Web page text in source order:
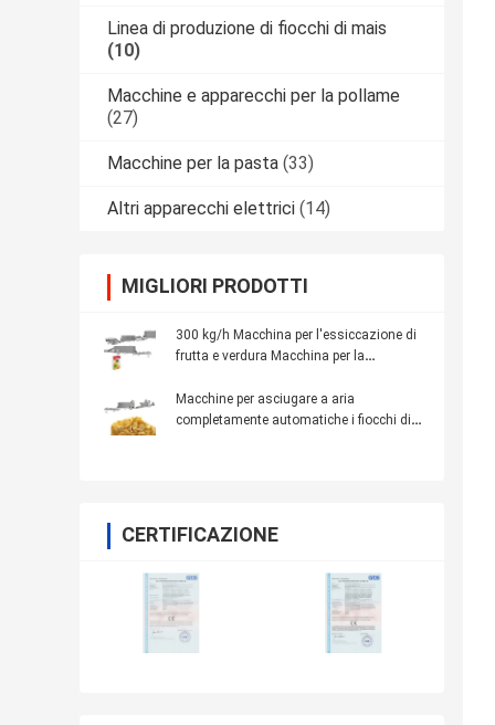
Linea di produzione di fiocchi di mais
(10)
Macchine e apparecchi per la pollame
(27)
Macchine per la pasta (33)
Altri apparecchi elettrici (14)
MIGLIORI PRODOTTI
300 kg/h Macchina per l'essiccazione di
frutta e verdura Macchina per la
Macchine per asciugare a aria
completamente automatiche i fiocchi di
CERTIFICAZIONE